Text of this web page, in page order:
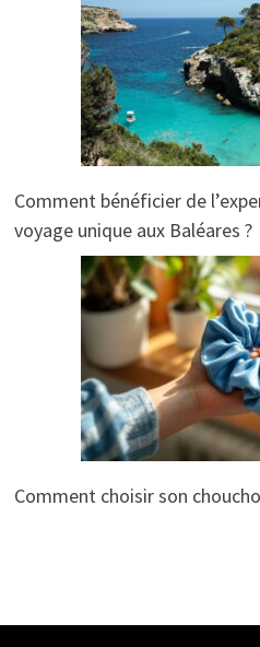
Comment bénéficier de
voyage unique aux Baléares ?
Comment choisir son